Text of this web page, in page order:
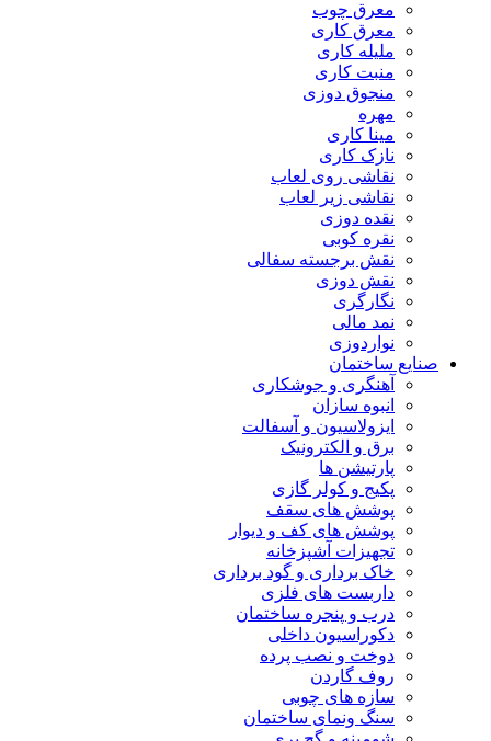
معرق چوب
معرق کاری
مليله کاری
منبت کاری
منجوق دوزی
مهره
مینا کاری
نازک کاری
نقاشی روی لعاب
نقاشی زیر لعاب
نقده دوزی
نقره کوبی
نقش برجسته سفالی
نقش دوزی
نگارگری
نمد مالی
نواردوزی
صنایع ساختمان
آهنگری و جوشکاری
انبوه سازان
ایزولاسیون و آسفالت
برق و الکترونیک
پارتیشن ها
پکیج و کولر گازی
پوشش های سقف
پوشش های کف و دیوار
تجهیزات آشپزخانه
خاک برداری و گود برداری
داربست های فلزی
درب و پنجره ساختمان
دکوراسیون داخلی
دوخت و نصب پرده
روف گاردن
سازه های چوبی
سنگ ونمای ساختمان